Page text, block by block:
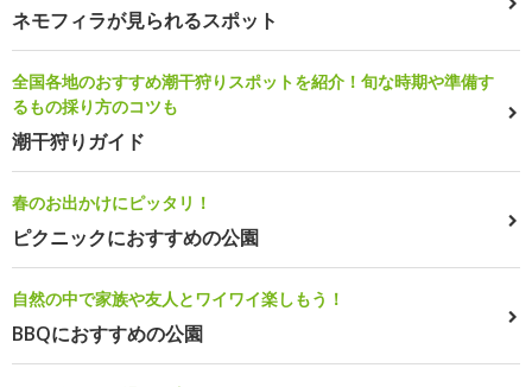
ネモフィラが見られるスポット
全国各地のおすすめ潮干狩りスポットを紹介！旬な時期や準備す
るもの採り方のコツも
潮干狩りガイド
春のお出かけにピッタリ！
ピクニックにおすすめの公園
自然の中で家族や友人とワイワイ楽しもう！
BBQにおすすめの公園